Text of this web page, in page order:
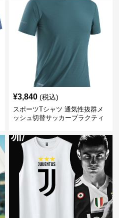
¥3,840 (税込)
スポーツTシャツ 通気性抜群メ
ッシュ切替サッカープラクティ